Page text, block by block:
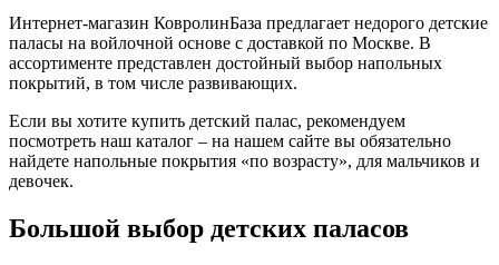
Интернет-магазин КовролинБаза предлагает недорого детские
паласы на войлочной основе с доставкой по Москве. В
ассортименте представлен достойный выбор напольных
покрытий, в том числе развивающих.
Если вы хотите купить детский палас, рекомендуем
посмотреть наш каталог – на нашем сайте вы обязательно
найдете напольные покрытия «по возрасту», для мальчиков и
девочек.
Большой выбор детских паласов